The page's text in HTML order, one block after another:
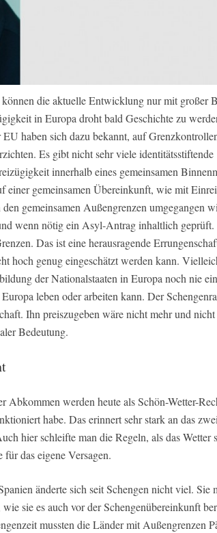
die aktuelle Entwicklung nur mit großer
in Europa droht bald Geschichte zu
haben sich dazu bekannt, auf
Es gibt nicht sehr viele identitätsstiftende
innerhalb eines gemeinsamen
einer gemeinsamen Übereinkunft, wie mit
gemeinsamen Außengrenzen umgegangen
wenn nötig ein Asyl-Antrag inhaltlich geprüft.
Das ist eine herausragende
hoch genug eingeschätzt werden kann.
der Nationalstaaten in Europa noch nie
leben oder arbeiten kann. Der
Ihn preiszugeben wäre nicht mehr und
Bedeutung.
Abkommen werden heute als Schön-Wetter-
habe. Das erinnert sehr stark an das
hier schleifte man die Regeln, als das Wetter
das eigene Versagen.
änderte sich seit Schengen nicht viel. Sie
sie es auch vor der Schengenübereinkunft
mussten die Länder mit Außengrenzen